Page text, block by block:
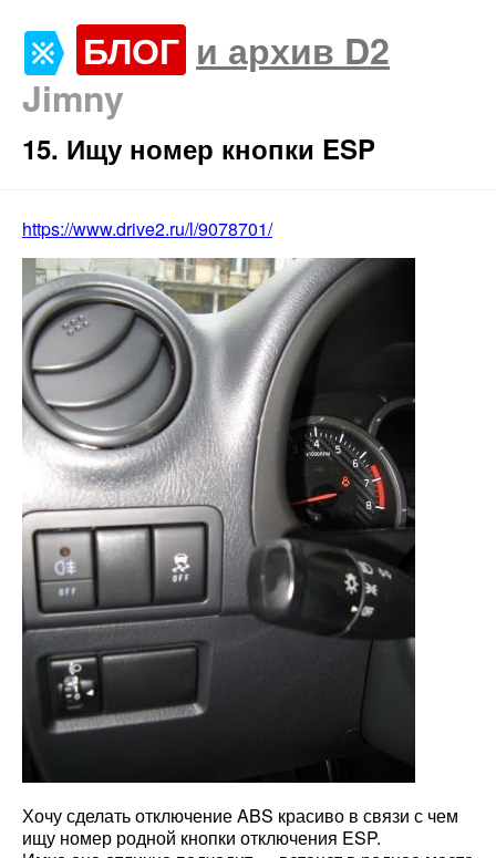
БЛОГ и архив D2
Jimny
15. Ищу номер кнопки ESP
https://www.drive2.ru/l/9078701/
Хочу сделать отключение ABS красиво в связи с чем
ищу номер родной кнопки отключения ESP.